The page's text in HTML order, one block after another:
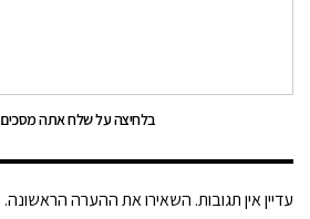
בלחיצה על שלח אתה מסכים
עדיין אין תגובות. השאירו את ההערה הראשונה.